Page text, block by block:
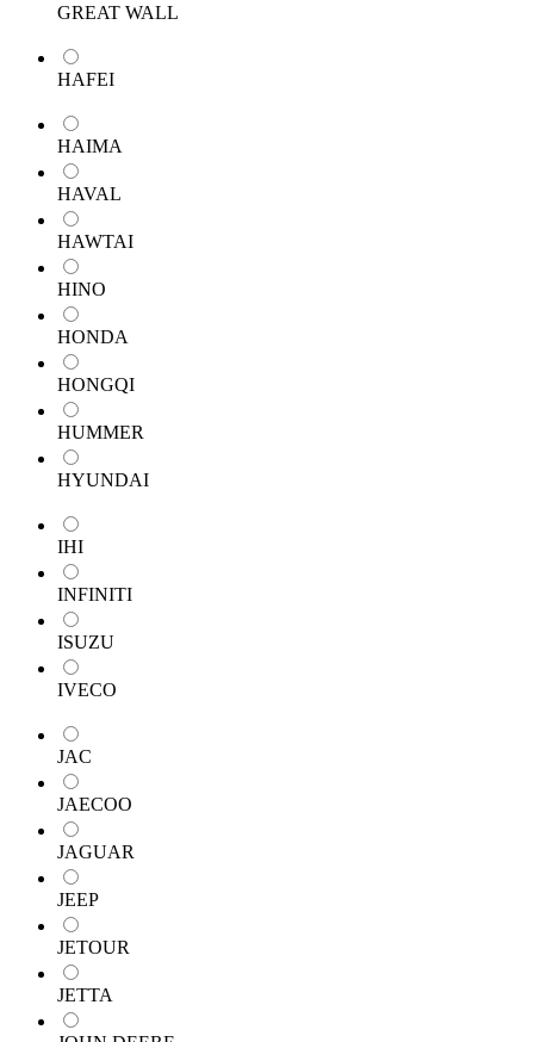
GREAT WALL
HAFEI
HAIMA
HAVAL
HAWTAI
HINO
HONDA
HONGQI
HUMMER
HYUNDAI
IHI
INFINITI
ISUZU
IVECO
JAC
JAECOO
JAGUAR
JEEP
JETOUR
JETTA